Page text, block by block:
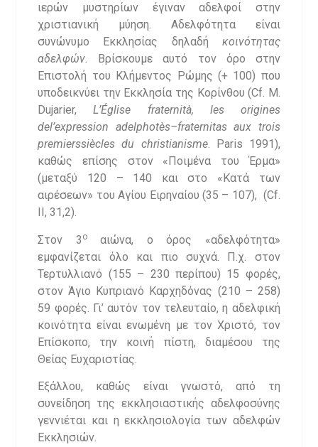
ιερών μυστηρίων έγιναν αδελφοί στην
χριστιανική μύηση. Αδελφότητα είναι
συνώνυμο Εκκλησίας δηλαδή κοινότητας
αδελφών.
Βρίσκουμε αυτό τον όρο στην
Επιστολή του Κλήμεντος Ρώμης (+ 100) που
υποδεικνύει την Εκκλησία της Κορίνθου (Cf. M.
Dujarier,L’Église fraternità, les
origines
del’expression adelphotès–fraternitas aux trois
premierssiècles du christianisme. Paris 1991),
καθώς επίσης στον «Ποιμένα του Έρμα»
(μεταξύ 120 – 140 και στο «Κατά των
αιρέσεων» του Αγίου Ειρηναίου (35 – 107), (Cf.
II, 31,2).
Στον 3 οαιώνα, ο όρος «αδελφότητα»
εμφανίζεται όλο και πιο συχνά. Π.χ. στον
Τερτυλλιανό (155 – 230 περίπου) 15 φορές,
στον Άγιο Κυπριανό Καρχηδόνας (210 – 258)
59 φορές. Γι’ αυτόν τον τελευταίο, η αδελφική
κοινότητα είναι ενωμένη με τον Χριστό, τον
Επίσκοπο, την κοινή πίστη, διαμέσου της
Θείας Ευχαριστίας.
Εξάλλου, καθώς είναι γνωστό, από τη
συνείδηση της εκκλησιαστικής αδελφοσύνης
γεννιέται και η εκκλησιολογία των αδελφών
Εκκλησιών.